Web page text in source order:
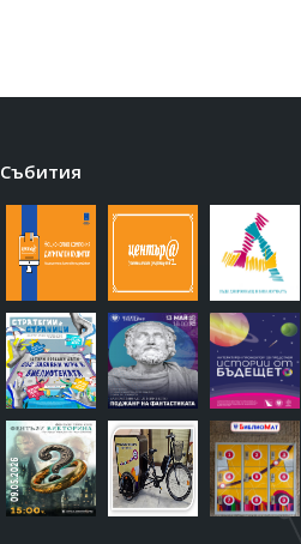
Медицинския
университет
Събития